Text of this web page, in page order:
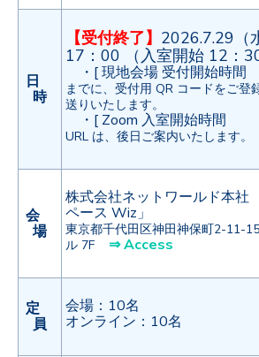
日
時
【受付終了】 2026.7.29（
17：00 （入室開始 12：30
・[ 現地会場 受付開始時
までに、受付用 QR コードをご登
送りいたします。
・[ Zoom 入室開始時間
URL は、後日ご案内いたします。
会
場
株式会社ネットワールド本社
ペース Wiz」
東京都千代田区神田神保町2-11-
ル 7F
⇒ Access
定
員
会場：10名
オンライン：10名